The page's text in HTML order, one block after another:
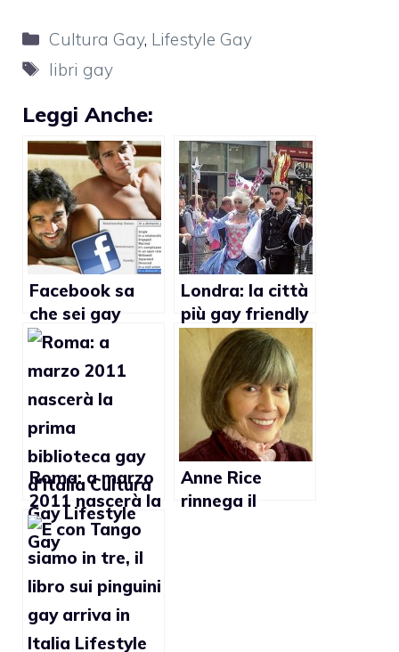
Categorie
Cultura Gay, Lifestyle Gay
Tag
libri gay
Leggi Anche:
Facebook sa
che sei gay
prima ancora di
fare coming out
Londra: la città
più gay friendly
d’Europa
Roma: a marzo
2011 nascerà la
prima
biblioteca gay
d’Italia
Anne Rice
rinnega il